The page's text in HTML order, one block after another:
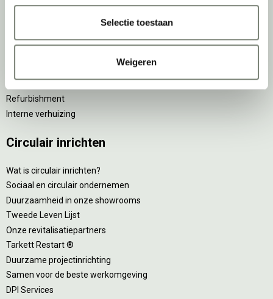
Selectie toestaan
Weigeren
Gebruiksfase
Gebruiksinstructie
Levensduurverlengend onderhoud
Specialistische reiniging
Refurbishment
Interne verhuizing
Circulair inrichten
Wat is circulair inrichten?
Sociaal en circulair ondernemen
Duurzaamheid in onze showrooms
Tweede Leven Lijst
Onze revitalisatiepartners
Tarkett Restart ®
Duurzame projectinrichting
Samen voor de beste werkomgeving
DPI Services